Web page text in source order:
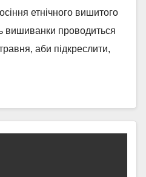
етнічного вишитого
вишиванки проводиться
аби підкреслити,